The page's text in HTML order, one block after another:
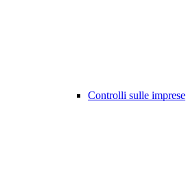
Controlli sulle imprese